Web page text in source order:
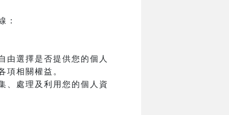
：
由選擇是否提供您的個人
項相關權益。
、處理及利用您的個人資